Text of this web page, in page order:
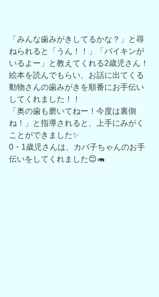
「みんな歯みがきしてるかな？」と尋
ねられると「うん！！」「バイキンが
いるよー」と教えてくれる2歳児さん！
絵本を読んでもらい、お話に出てくる
動物さんの歯みがきを順番にお手伝い
してくれました！！
「奥の歯も磨いてねー！今度は裏側
ね！」と指導されると、上手にみがく
ことができました✨
0・1歳児さんは、カバ子ちゃんのお手
伝いをしてくれました😊🦛